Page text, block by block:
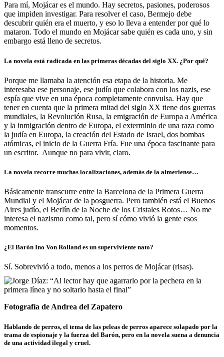
Para mí, Mojácar es el mundo. Hay secretos, pasiones, poderosos
que impiden investigar. Para resolver el caso, Bermejo debe
descubrir quién era el muerto, y eso lo lleva a entender por qué lo
mataron. Todo el mundo en Mojácar sabe quién es cada uno, y sin
embargo está lleno de secretos.
La novela está radicada en las primeras décadas del siglo XX. ¿Por qué?
Porque me llamaba la atención esa etapa de la historia. Me
interesaba ese personaje, ese judío que colabora con los nazis, ese
espía que vive en una época completamente convulsa. Hay que
tener en cuenta que la primera mitad del siglo XX tiene dos guerras
mundiales, la Revolución Rusa, la emigración de Europa a América
y la inmigración dentro de Europa, el exterminio de una raza como
la judía en Europa, la creación del Estado de Israel, dos bombas
atómicas, el inicio de la Guerra Fría. Fue una época fascinante para
un escritor. Aunque no para vivir, claro.
La novela recorre muchas localizaciones, además de la almeriense…
Básicamente transcurre entre la Barcelona de la Primera Guerra
Mundial y el Mojácar de la posguerra. Pero también está el Buenos
Aires judío, el Berlín de la Noche de los Cristales Rotos… No me
interesa el nazismo como tal, pero sí cómo vivió la gente esos
momentos.
¿El Barón Ino Von Rolland es un superviviente nato?
Sí. Sobrevivió a todo, menos a los perros de Mojácar (risas).
Fotografía de Andrea del Zapatero
Hablando de perros, el tema de las peleas de perros aparece solapado por la
trama de espionaje y la fuerza del Barón, pero en la novela suena a denuncia
de una actividad ilegal y cruel.